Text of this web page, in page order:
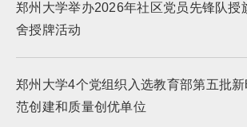
郑州大学举办2026年社区党员先锋队授
舍授牌活动
郑州大学4个党组织入选教育部第五批
范创建和质量创优单位